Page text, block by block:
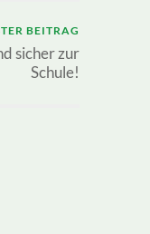
BEITRAG
sicher zur
Schule!